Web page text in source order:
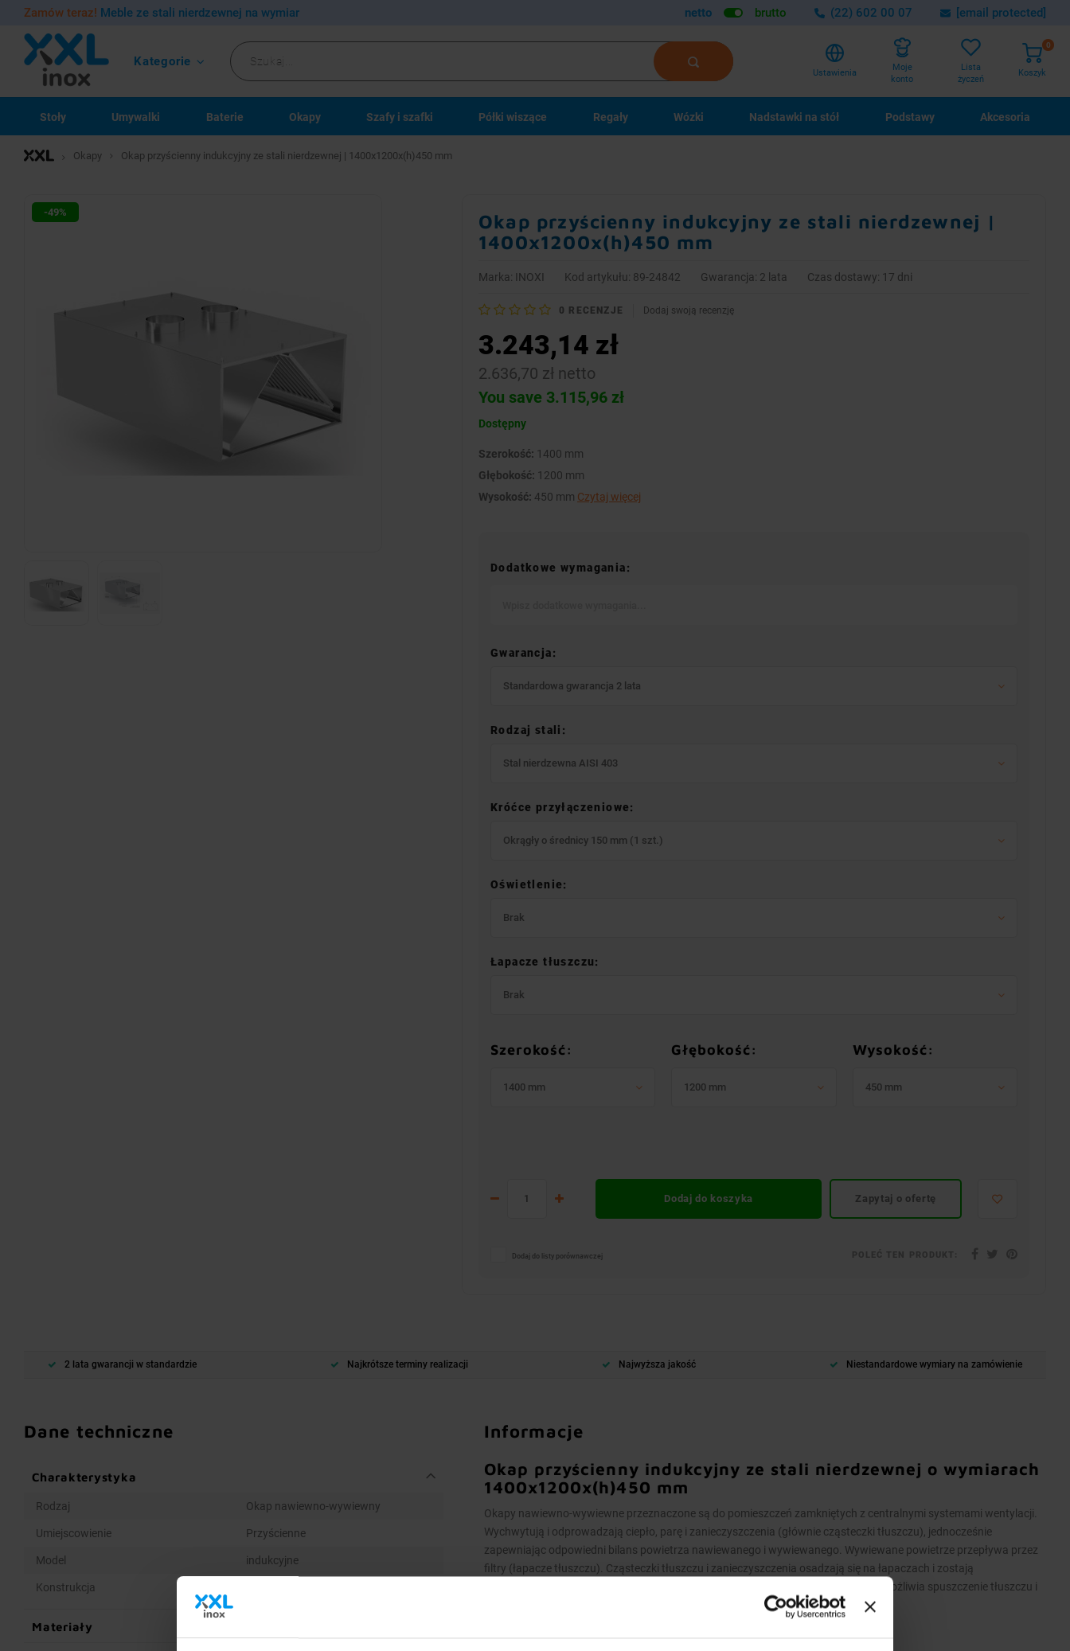
Zamów teraz! Meble ze stali nierdzewnej na wymiar netto brutto (22) 602 00 07 [email protected]
Kategorie
Ustawienia
Moje
konto
Lista
życzeń
Koszyk
0
Stoły Umywalki Baterie Okapy Szafy i szafki Półki wiszące Regały Wózki Nadstawki na stół Podstawy Akcesoria
Okapy Okap przyścienny indukcyjny ze stali nierdzewnej | 1400x1200x(h)450 mm
-49%
Okap przyścienny indukcyjny ze stali nierdzewnej |
1400x1200x(h)450 mm
Marka: INOXI Kod artykułu: 89-24842 Gwarancja: 2 lata Czas dostawy: 17 dni
0 RECENZJE Dodaj swoją recenzję
3.243,14 zł
2.636,70 zł netto
You save 3.115,96 zł
Dostępny
Szerokość: 1400 mm
Głębokość: 1200 mm
Wysokość: 450 mm Czytaj więcej
Dodatkowe wymagania:
Gwarancja:
Standardowa gwarancja 2 lata
Rodzaj stali:
Stal nierdzewna AISI 403
Króćce przyłączeniowe:
Okrągły o średnicy 150 mm (1 szt.)
Oświetlenie:
Brak
Łapacze tłuszczu:
Brak
Szerokość:
1400 mm
Głębokość:
1200 mm
Wysokość:
450 mm
Dodaj do koszyka Zapytaj o ofertę
Dodaj do listy porównawczej
2 lata gwarancji w standardzie Najkrótsze terminy realizacji Najwyższa jakość Niestandardowe wymiary na zamówienie
Dane techniczne
Charakterystyka
Rodzaj Okap nawiewno-wywiewny
Umiejscowienie Przyścienne
Model indukcyjne
Konstrukcja
Materiały
Informacje
Okap przyścienny indukcyjny ze stali nierdzewnej o wymiarach
1400x1200x(h)450 mm
Okapy nawiewno-wywiewne przeznaczone są do pomieszczeń zamkniętych z centralnymi systemami wentylacji.
Wychwytują i odprowadzają ciepło, parę i zanieczyszczenia (głównie cząsteczki tłuszczu), jednocześnie
zapewniając odpowiedni bilans powietrza nawiewanego i wywiewanego. Wywiewane powietrze przepływa przez
filtry (łapacze tłuszczu). Cząsteczki tłuszczu i zanieczyszczenia osadzają się na łapaczach i zostają
odprowadzone do rynienki ociekowej. Zawór spustowy przy rynience ociekowej umożliwia spuszczenie tłuszczu i